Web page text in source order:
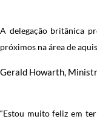
A delegação britânica
próximos na área de
Gerald Howarth,
“Estou muito feliz em